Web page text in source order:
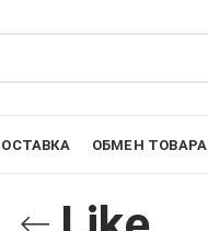
ОБМЕН ТОВАРА